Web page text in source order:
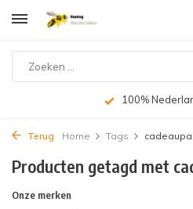
100%
Terug Home Tags
Producten getagd met
Onze merken